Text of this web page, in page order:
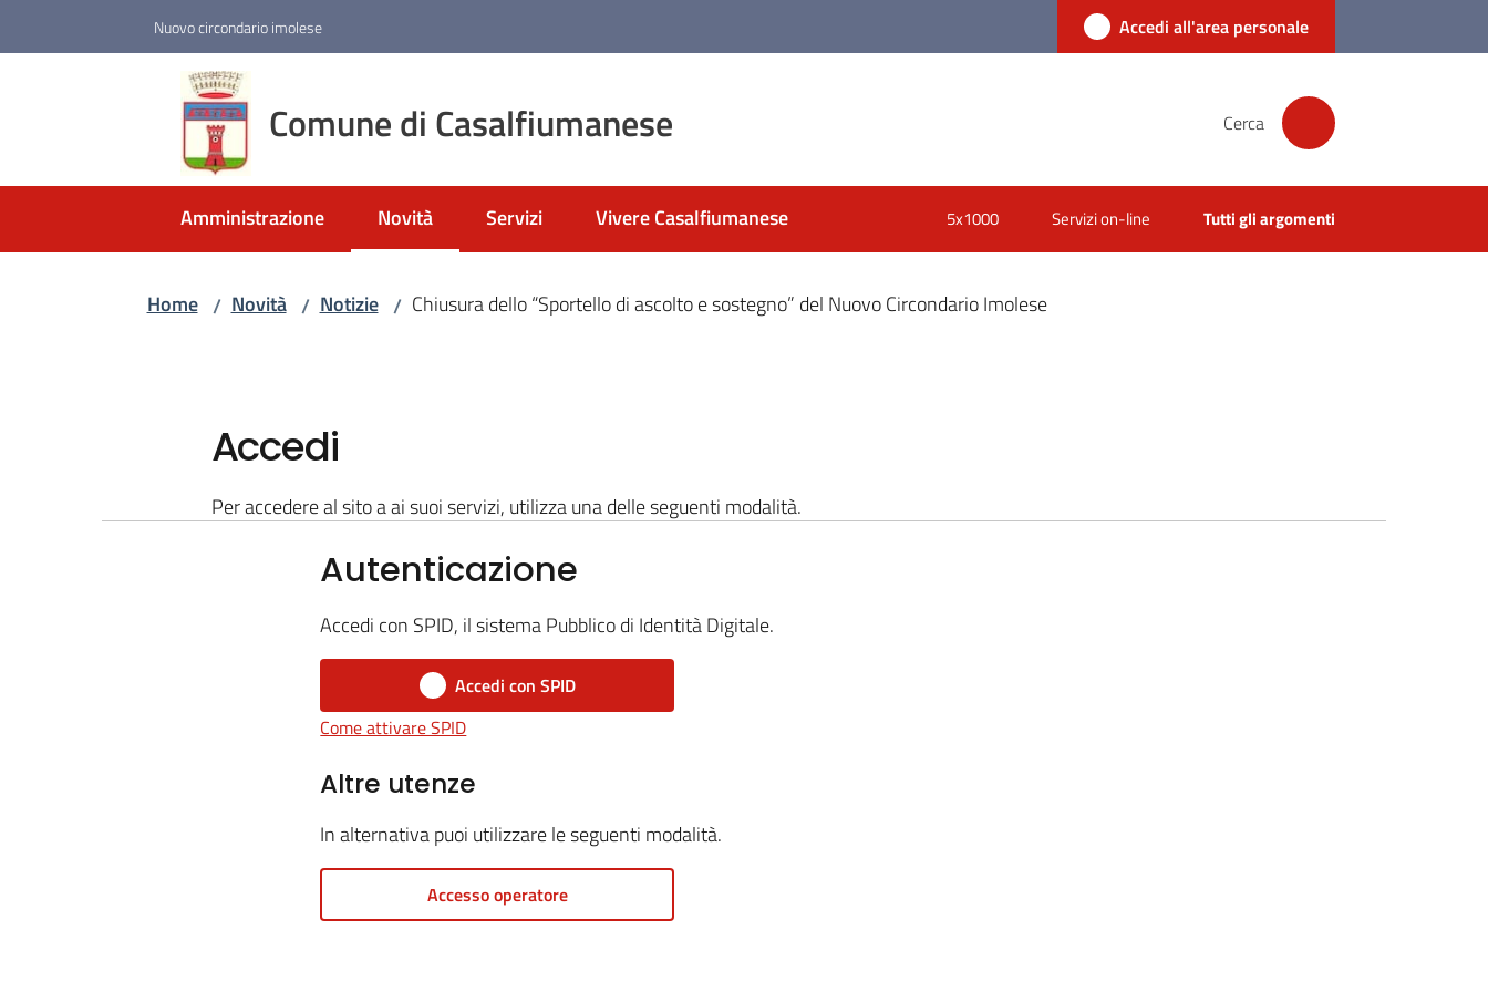
Nuovo circondario imolese Accedi all'area personale
Comune di Casalfiumanese Cerca
Amministrazione Novità
Menu selezionato
Servizi Vivere Casalfiumanese 5x1000 Servizi on-line Tutti gli argomenti
Home / Novità / Notizie / Chiusura dello “Sportello di ascolto e sostegno” del Nuovo Circondario Imolese
Accedi
Per accedere al sito a ai suoi servizi, utilizza una delle seguenti modalità.
Autenticazione
Accedi con SPID, il sistema Pubblico di Identità Digitale.
Accedi con SPID
Come attivare SPID
Altre utenze
In alternativa puoi utilizzare le seguenti modalità.
Accesso operatore